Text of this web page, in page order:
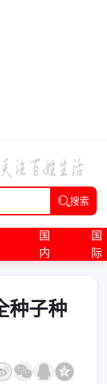
搜索
国
内
国
际
种子种